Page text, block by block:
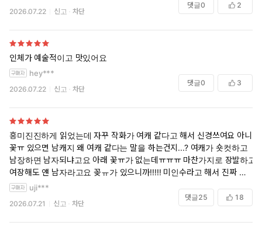
2026.07.22 신고 차단
댓글0 2
인체가 예술적이고 맛있어요
hey***
2026.07.22 신고 차단
댓글0 3
흥미진진하게 읽었는데 자꾸 작화가 여캐 같다고 해서 신경쓰여요 아니
꽃ㅠ 있으면 남캐지 왜 여캐 같다는 말을 하는건지...? 여캐가 숏컷하고
남장하면 남자되냐고요 아래 꽃ㅠ가 없는데ㅠㅠㅠ 마찬가지로 장발하고
여장해도 얜 남자라고요 꽂ㅠ가 있으니까!!!!! 미인수라고 해서 진짜 미인
을 가져왔더니 여캐 같대 그래서 보편적인 여캐 속성을 빼면 미인이 아닌
것 같대 뭔 아수라백작을 원하시는 거냐고요 뜨거운 아이스아메리카노
열림교회 닫힘 같은 소리 하고 있어ㅠㅠㅠㅠㅠ 애초에 미인이 뭔지 걍 미
인슈탈트 붕괴 옴 당신이 골라잡은 미인수 악으로 깡으로 버티세요
uji***
2026.07.21 신고 차단
댓글25 18